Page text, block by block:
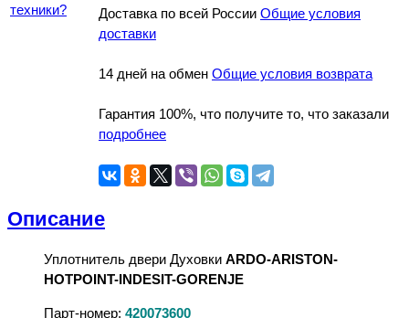
техники?
Доставка по всей России Общие условия
доставки
14 дней на обмен Общие условия возврата
Гарантия 100%, что получите то, что заказали
подробнее
Описание
Уплотнитель двери Духовки ARDO-ARISTON-
HOTPOINT-INDESIT-GORENJE
Парт-номер: 420073600